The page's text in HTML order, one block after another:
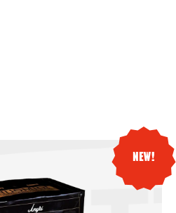
New!